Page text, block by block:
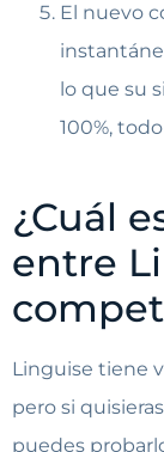
El nuevo
lo que su
100%,
¿Cuál
entre
Linguise tiene
pero si
puedes